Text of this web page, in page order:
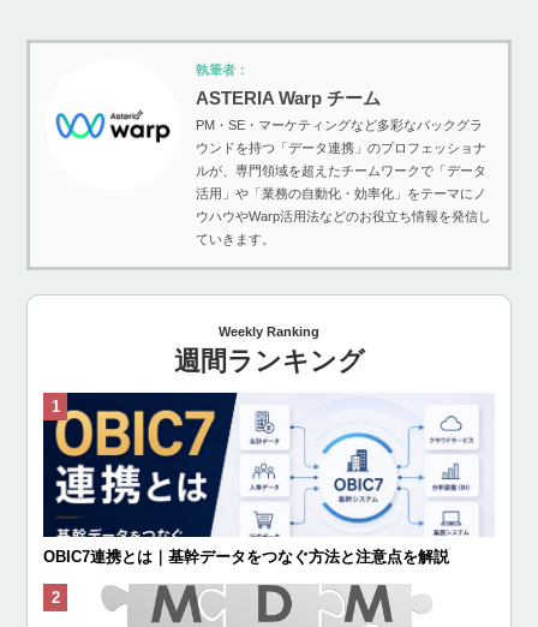
執筆者：
ASTERIA Warp チーム
PM・SE・マーケティングなど多彩なバックグラ
ウンドを持つ「データ連携」のプロフェッショナ
ルが、専門領域を超えたチームワークで「データ
活用」や「業務の自動化・効率化」をテーマにノ
ウハウやWarp活用法などのお役立ち情報を発信し
ていきます。
Weekly Ranking
週間ランキング
OBIC7連携とは｜基幹データをつなぐ方法と注意点を解説